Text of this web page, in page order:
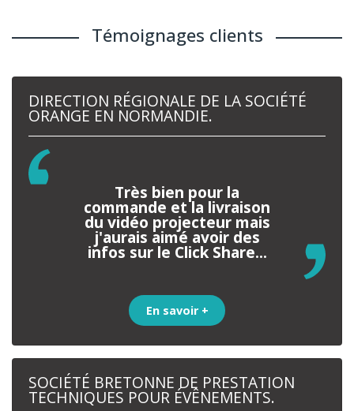
Témoignages clients
DIRECTION RÉGIONALE DE LA SOCIÉTÉ
ORANGE EN NORMANDIE.
Très bien pour la
commande et la livraison
du vidéo projecteur mais
j'aurais aimé avoir des
infos sur le Click Share...
En savoir +
SOCIÉTÉ BRETONNE DE PRESTATION
TECHNIQUES POUR ÉVÊNEMENTS.